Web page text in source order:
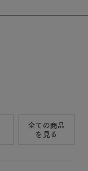
全ての商品
を見る